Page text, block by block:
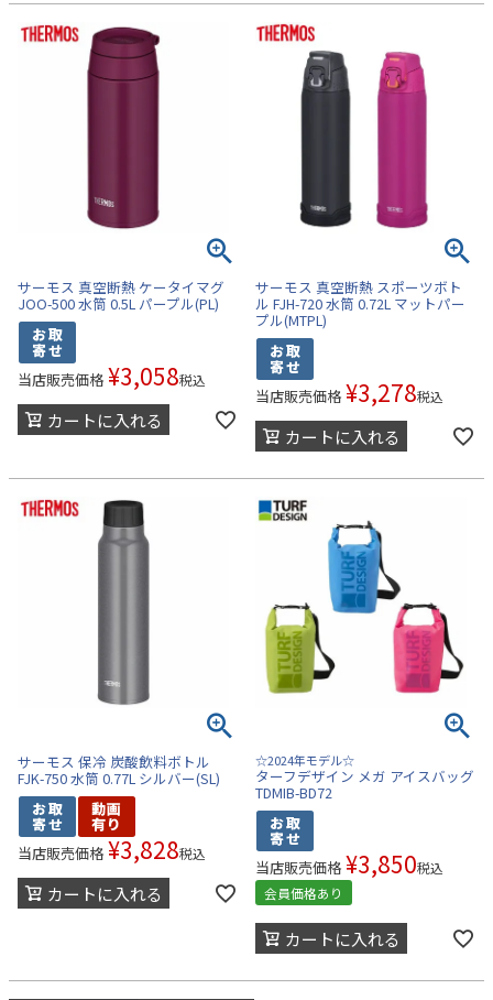
サーモス 真空断熱 ケータイマグ
JOO-500 水筒 0.5L パープル(PL)
当店販売価格 ¥3,058税込
カートに入れる
サーモス 真空断熱 スポーツボト
ル FJH-720 水筒 0.72L マットパー
プル(MTPL)
当店販売価格 ¥3,278税込
カートに入れる
サーモス 保冷 炭酸飲料ボトル
FJK-750 水筒 0.77L シルバー(SL)
当店販売価格 ¥3,828税込
カートに入れる
☆2024年モデル☆
ターフデザイン メガ アイスバッグ
TDMIB-BD72
当店販売価格 ¥3,850税込
会員価格あり
カートに入れる